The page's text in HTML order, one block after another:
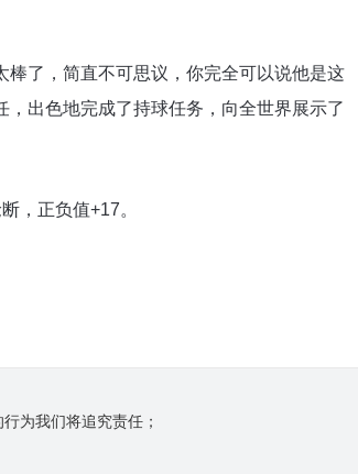
棒了，简直不可思议，你完全可以说他是这
出色地完成了持球任务，向全世界展示了
，正负值+17。
为我们将追究责任；